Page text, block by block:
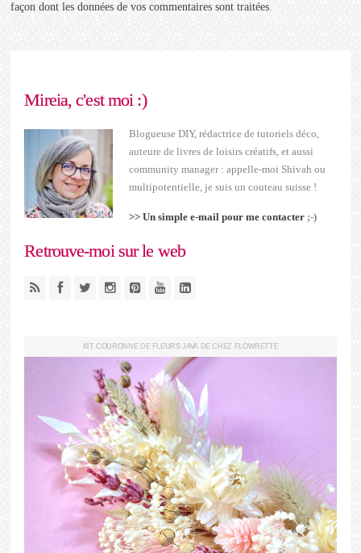
façon dont les données de vos commentaires sont traitées.
Mireia, c'est moi :)
Blogueuse DIY, rédactrice de tutoriels déco,
auteure de livres de loisirs créatifs, et aussi
community manager : appelle-moi Shivah ou
multipotentielle, je suis un couteau suisse !
>> Un simple e-mail pour me contacter ;-)
Retrouve-moi sur le web
KIT COURONNE DE FLEURS JAVA DE CHEZ FLOWRETTE